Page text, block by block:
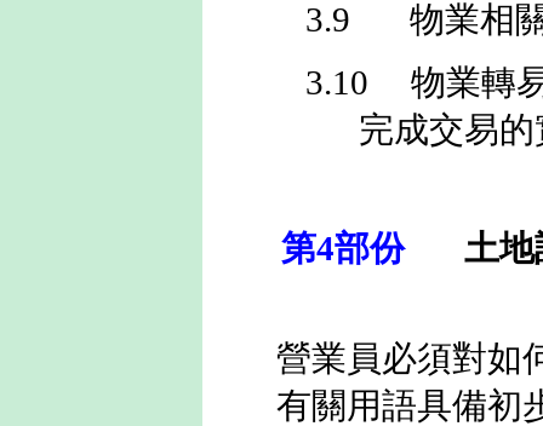
3.9物業相
3.10物業轉
完成交易
第4部份 土
營業員必須對如
有關用語具備初